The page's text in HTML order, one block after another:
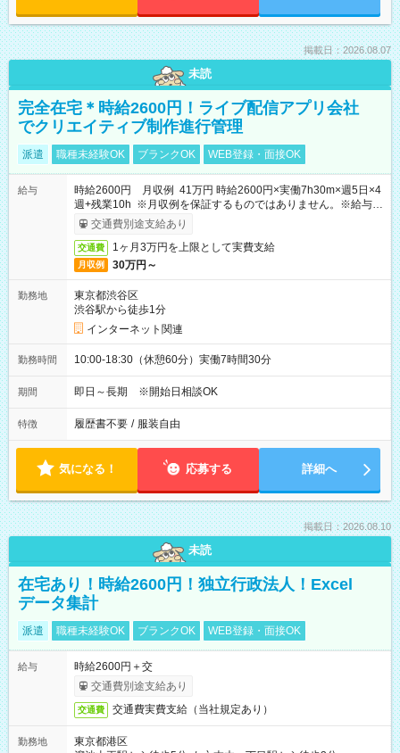
掲載日：2026.08.07
未読
完全在宅＊時給2600円！ライブ配信アプリ会社
でクリエイティブ制作進行管理
派遣 職種未経験OK ブランクOK WEB登録・面接OK
給与
時給2600円 月収例 41万円 時給2600円×実働7h30m×週5日×4
週+残業10h ※月収例を保証するものではありません。※給与即
受取りサービス利用可（利用条件有）
交通費別途支給あり
交通費 1ヶ月3万円を上限として実費支給
月収例 30万円～
勤務地
東京都渋谷区
渋谷駅から徒歩1分
インターネット関連
勤務時間 10:00-18:30（休憩60分）実働7時間30分
期間 即日～長期 ※開始日相談OK
特徴 履歴書不要 / 服装自由
気になる！ 応募する 詳細へ
掲載日：2026.08.10
未読
在宅あり！時給2600円！独立行政法人！Excel
データ集計
派遣 職種未経験OK ブランクOK WEB登録・面接OK
給与
時給2600円＋交
交通費別途支給あり
交通費 交通費実費支給（当社規定あり）
勤務地
東京都港区